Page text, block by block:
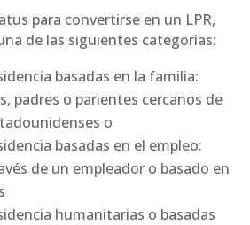
para convertirse en un LPR,
de las siguientes categorías:
basadas en la familia:
padres o parientes cercanos de
o
basadas en el empleo:
de un empleador o basado en
humanitarias o basadas